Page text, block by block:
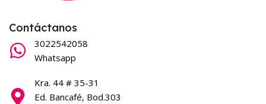
Contáctanos
3022542058
Whatsapp
Kra. 44 # 35-31
Ed. Bancafé, Bod.303